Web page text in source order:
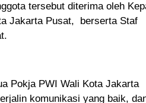
tersebut diterima oleh
Jakarta Pusat, berserta Staf
Pokja PWI Wali Kota Jakarta
komunikasi yang baik,